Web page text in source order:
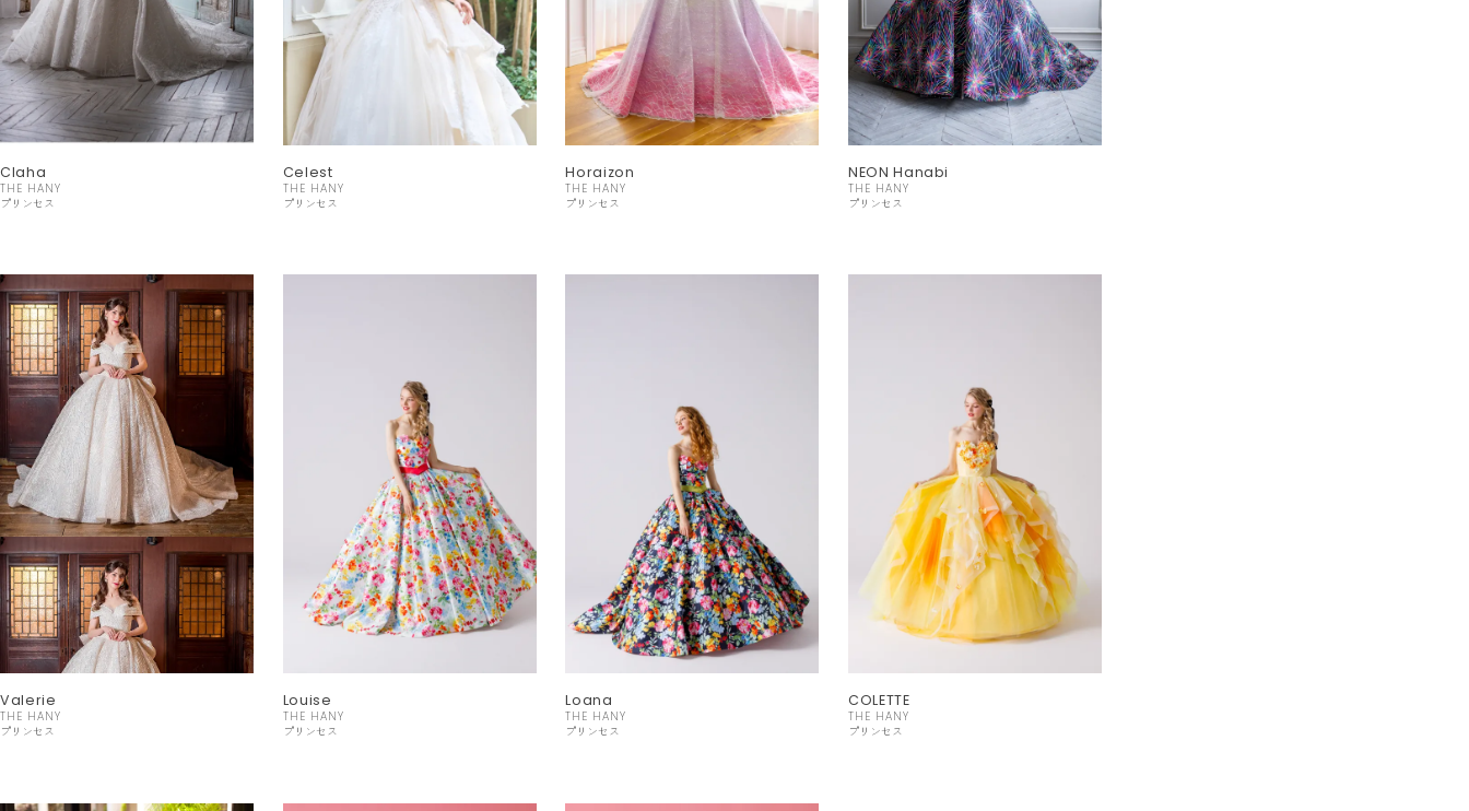
Claha
THE HANY
プリンセス
Celest
THE HANY
プリンセス
Horaizon
THE HANY
プリンセス
NEON Hanabi
THE HANY
プリンセス
Valerie
THE HANY
プリンセス
Louise
THE HANY
プリンセス
Loana
THE HANY
プリンセス
COLETTE
THE HANY
プリンセス